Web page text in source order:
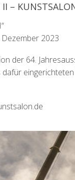
II –
Dezember 2023
der 64.
dafür